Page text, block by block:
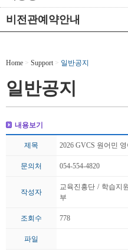
비전관예약안내
Home > Support > 일반공지
일반공지
내용보기
제목 2026 GVCS 원어민
문의처 054-554-4820
작성자
교육진흥단 / 학습지원
부
조회수 778
파일